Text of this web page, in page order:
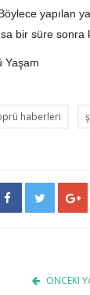
yapılan
bir süre sonra
Yaşam
haberleri
ÖNCEKI